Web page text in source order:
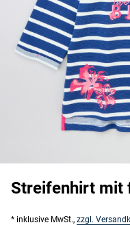
Streifenhirt mit
* inklusive MwSt., zzgl.